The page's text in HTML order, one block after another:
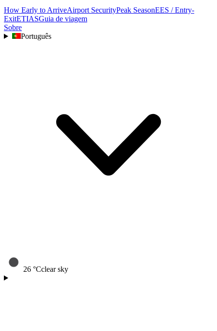
How Early to ArriveAirport SecurityPeak SeasonEES / Entry-
ExitETIASGuia de viagem
Sobre
Português
26 °Cclear sky